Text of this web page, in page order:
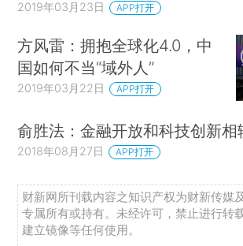
2019年03月23日 APP打开
方风雷：拥抱全球化4.0，中
国如何不当“域外人”
2019年03月22日 APP打开
俞胜法：金融开放和科技创新相
2018年08月27日 APP打开
财新网所刊载内容之知识产权为财新传媒
专属所有或持有。未经许可，禁止进行转
建立镜像等任何使用。